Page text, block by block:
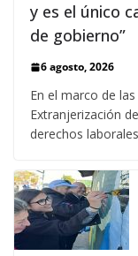
y es el único
de gobierno”
6 agosto, 2026
En el marco de
Extranjerización
derechos